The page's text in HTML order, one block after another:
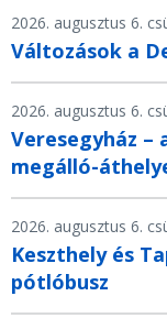
2026. augusztus 6.
Változások a
2026. augusztus 6.
Veresegyház –
megálló-
2026. augusztus 6.
Keszthely és
pótlóbusz